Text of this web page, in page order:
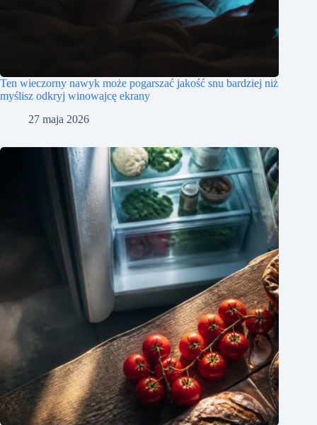
Ten wieczorny nawyk może pogarszać jakość snu bardziej niż
myślisz odkryj winowajcę ekrany
27 maja 2026